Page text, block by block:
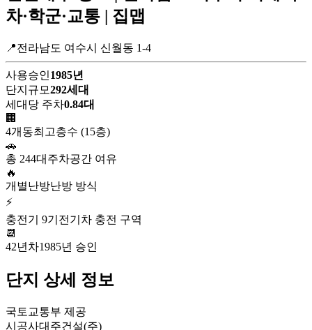
차·학군·교통 | 집맵
📍전라남도 여수시 신월동 1-4
사용승인1985년
단지규모292세대
세대당 주차0.84대
🏢
4개동최고층수 (15층)
🚗
총 244대 주차공간 여유
🔥
개별난방난방 방식
⚡
충전기 9기 전기차 충전 구역
📆
42년차1985년 승인
단지 상세 정보
국토교통부 제공
시공사대주건설(주)